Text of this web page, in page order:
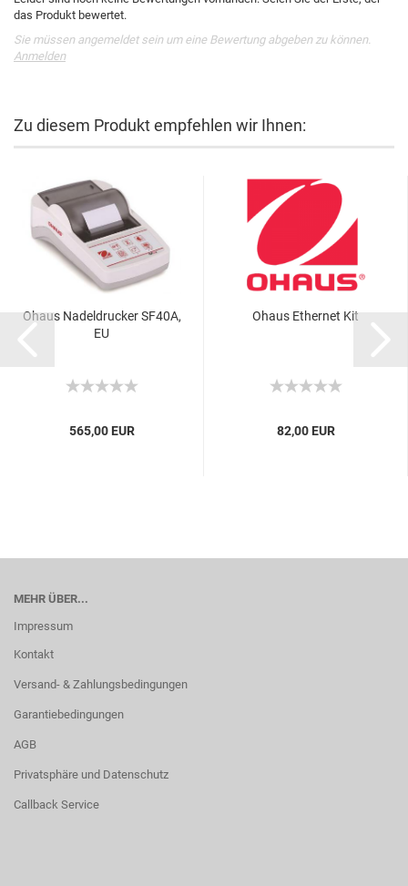
das Produkt bewertet.
Sie müssen angemeldet sein um eine Bewertung abgeben zu können.
Anmelden
Zu diesem Produkt empfehlen wir Ihnen:
Ohaus Nadeldrucker SF40A,
EU
565,00 EUR
Ohaus Ethernet Kit
82,00 EUR
MEHR ÜBER...
Impressum
Kontakt
Versand- & Zahlungsbedingungen
Garantiebedingungen
AGB
Privatsphäre und Datenschutz
Callback Service